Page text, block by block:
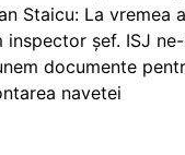
Staicu: La vremea
inspector șef. ISJ
documente
navetei